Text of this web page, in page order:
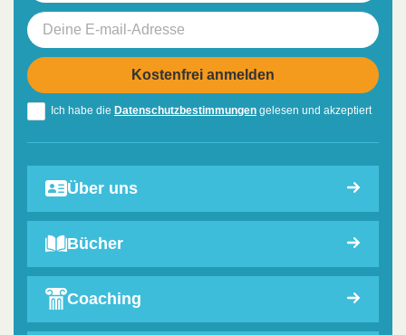
Ich habe die Datenschutzbestimmungen gelesen und akzeptiert
Über uns
Bücher
Coaching